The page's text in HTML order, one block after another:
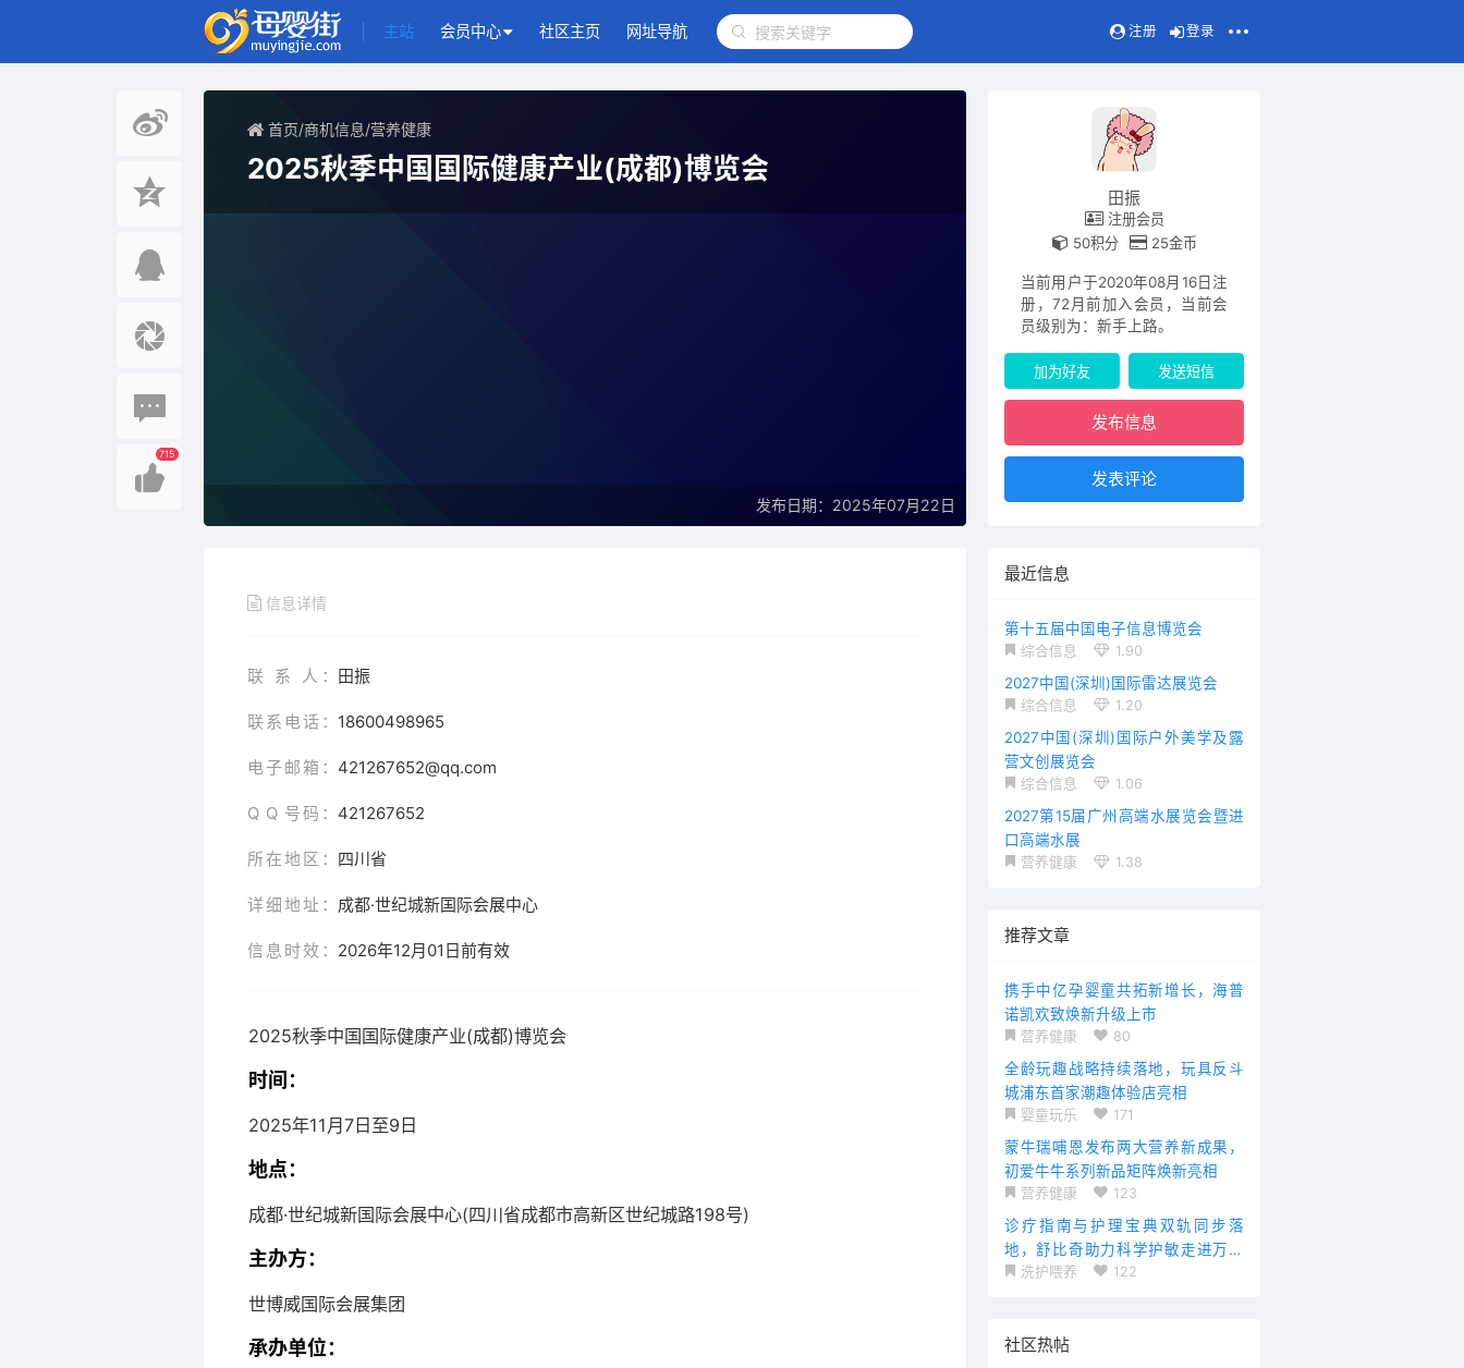
主站 会员中心 社区主页 网址导航 注册 登录
715
首页/商机信息/营养健康
2025秋季中国国际健康产业(成都)博览会
发布日期：2025年07月22日
田振
注册会员
50积分
25金币
当前用户于2020年08月16日注
册，72月前加入会员，当前会
员级别为：新手上路。
加为好友 发送短信
发布信息
发表评论
信息详情
联 系 人： 田振
联系电话： 18600498965
电子邮箱： 421267652@qq.com
Q Q 号码： 421267652
所在地区： 四川省
详细地址： 成都·世纪城新国际会展中心
信息时效： 2026年12月01日前有效
2025秋季中国国际健康产业(成都)博览会
时间：
2025年11月7日至9日
地点：
成都·世纪城新国际会展中心(四川省成都市高新区世纪城路198号)
主办方：
世博威国际会展集团
承办单位：
最近信息
第十五届中国电子信息博览会
综合信息 1.90
2027中国(深圳)国际雷达展览会
综合信息 1.20
2027中国(深圳)国际户外美学及露
营文创展览会
综合信息 1.06
2027第15届广州高端水展览会暨进
口高端水展
营养健康 1.38
推荐文章
携手中亿孕婴童共拓新增长，海普
诺凯欢致焕新升级上市
营养健康 80
全龄玩趣战略持续落地，玩具反斗
城浦东首家潮趣体验店亮相
婴童玩乐 171
蒙牛瑞哺恩发布两大营养新成果，
初爱牛牛系列新品矩阵焕新亮相
营养健康 123
诊疗指南与护理宝典双轨同步落
地，舒比奇助力科学护敏走进万千
家庭洗护喂养 122
社区热帖